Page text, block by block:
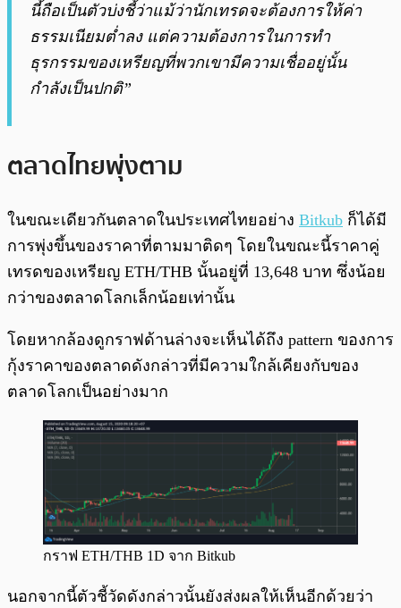
นี้ถือเป็นตัวบ่งชี้ว่าแม้ว่านักเทรดจะต้องการให้ค่า
ธรรมเนียมต่ำลง แต่ความต้องการในการทำ
ธุรกรรมของเหรียญที่พวกเขามีความเชื่ออยู่นั้น
กำลังเป็นปกติ”
ตลาดไทยพุ่งตาม
ในขณะเดียวกันตลาดในประเทศไทยอย่าง Bitkub ก็ได้มี
การพุ่งขึ้นของราคาที่ตามมาติดๆ โดยในขณะนี้ราคาคู่
เทรดของเหรียญ ETH/THB นั้นอยู่ที่ 13,648 บาท ซึ่งน้อย
กว่าของตลาดโลกเล็กน้อยเท่านั้น
โดยหากล้องดูกราฟด้านล่างจะเห็นได้ถึง pattern ของการ
กุ้งราคาของตลาดดังกล่าวที่มีความใกล้เคียงกับของ
ตลาดโลกเป็นอย่างมาก
กราฟ ETH/THB 1D จาก Bitkub
นอกจากนี้ตัวชี้วัดดังกล่าวนั้นยังส่งผลให้เห็นอีกด้วยว่า